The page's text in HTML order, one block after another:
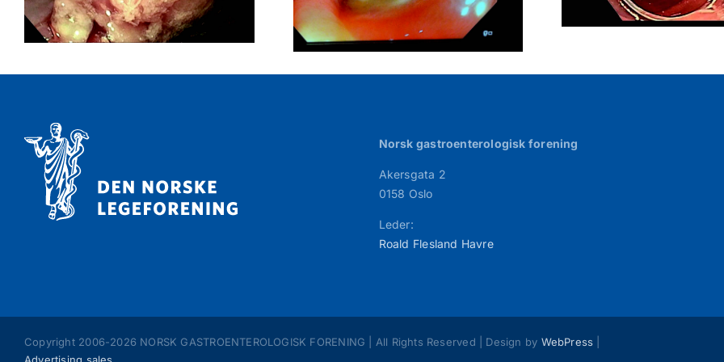
Norsk gastroenterologisk forening
Akersgata 2
0158 Oslo
Leder:
Roald Flesland Havre
Copyright 2006-2026 NORSK GASTROENTEROLOGISK FORENING | All Rights Reserved | Design by WebPress